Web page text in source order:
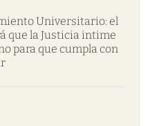
Universitario: el
que la Justicia intime
para que cumpla con